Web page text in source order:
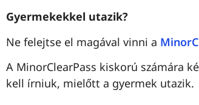
Gyermekekkel utazik?
Ne felejtse el magával vinni a
A MinorClearPass kiskorú számára
kell írniuk, mielőtt a gyermek utazik.